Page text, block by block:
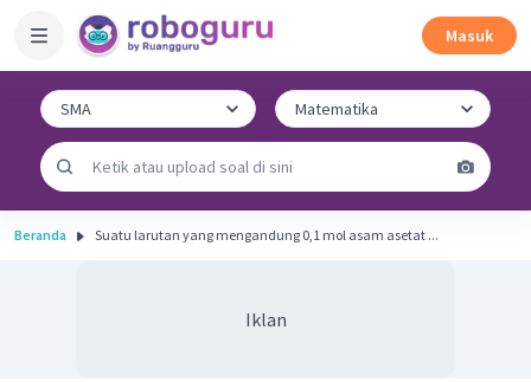
Masuk
Beranda Suatu larutan yang mengandung 0,1 mol asam asetat ...
Iklan